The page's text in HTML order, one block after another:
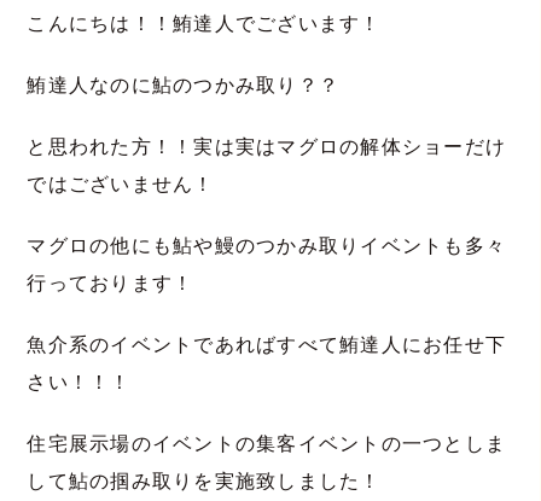
こんにちは！！鮪達人でございます！
鮪達人なのに鮎のつかみ取り？？
と思われた方！！実は実はマグロの解体ショーだけ
ではございません！
マグロの他にも鮎や鰻のつかみ取りイベントも多々
行っております！
魚介系のイベントであればすべて鮪達人にお任せ下
さい！！！
住宅展示場のイベントの集客イベントの一つとしま
して鮎の掴み取りを実施致しました！